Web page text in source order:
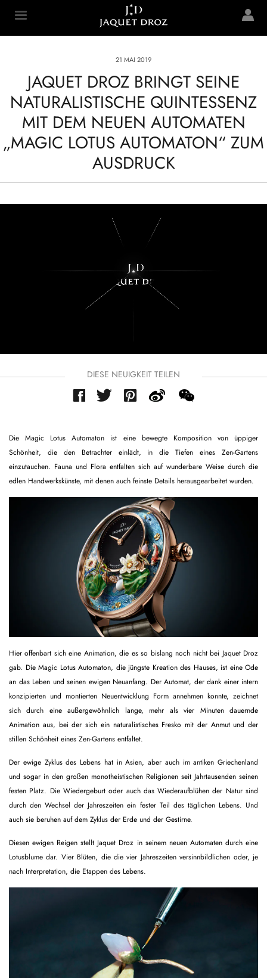
content
Jaquet Droz
21 MAI 2019
JAQUET DROZ BRINGT SEINE
NATURALISTISCHE QUINTESSENZ
MIT DEM NEUEN AUTOMATEN
„MAGIC LOTUS AUTOMATON“ ZUM
AUSDRUCK
DIESE NEUIGKEIT TEILEN
Die Magic Lotus Automaton ist eine bewegte Komposition von üppiger
Schönheit, die den Betrachter einlädt, in die Tiefen eines Zen-Gartens
einzutauchen. Fauna und Flora entfalten sich auf wunderbare Weise durch die
edlen Handwerkskünste, mit denen auch feinste Details herausgearbeitet wurden.
Hier offenbart sich eine Animation, die es so bislang noch nicht bei Jaquet Droz
gab. Die Magic Lotus Automaton, die jüngste Kreation des Hauses, ist eine Ode
an das Leben und seinen ewigen Neuanfang. Der Automat, der dank einer intern
konzipierten und montierten Neuentwicklung Form annehmen konnte, zeichnet
sich durch eine außergewöhnlich lange, mehr als vier Minuten dauernde
Animation aus, bei der sich ein naturalistisches Fresko mit der Anmut und der
stillen Schönheit eines Zen-Gartens entfaltet.
Der ewige Zyklus des Lebens hat in Asien, aber auch im antiken Griechenland
und sogar in den großen monotheistischen Religionen seit Jahrtausenden seinen
festen Platz. Die Wiedergeburt oder auch das Wiederaufblühen der Natur sind
durch den Wechsel der Jahreszeiten ein fester Teil des täglichen Lebens. Und
auch sie beruhen auf dem Zyklus der Erde und der Gestirne.
Diesen ewigen Reigen stellt Jaquet Droz in seinem neuen Automaten durch eine
Lotusblume dar. Vier Blüten, die die vier Jahreszeiten versinnbildlichen oder, je
nach Interpretation, die Etappen des Lebens.